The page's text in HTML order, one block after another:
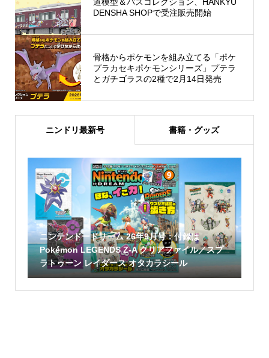
DENSHA SHOPで受注販売開始
骨格からポケモンを組み立てる「ポケ
プラカセキポケモンシリーズ」プテラ
とガチゴラスの2種で2月14日発売
ニンドリ最新号 書籍・グッズ
ニンテンドードリーム 26年9月号：付録は
Pokémon LEGENDS Z-A クリアファイル／スプ
ラトゥーン レイダース オタカラシール